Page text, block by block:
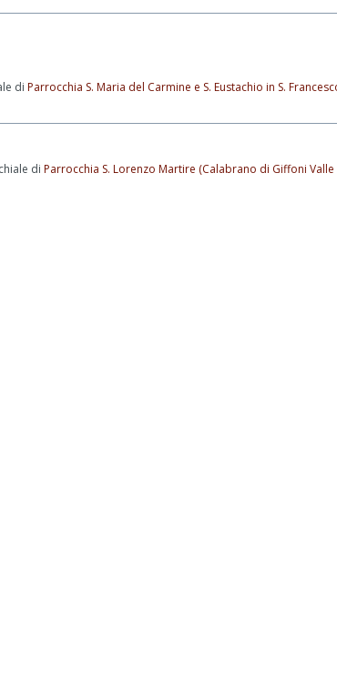
di Parrocchia S. Maria del Carmine e S. Eustachio in S.
di Parrocchia S. Lorenzo Martire (Calabrano di Giffoni Valle